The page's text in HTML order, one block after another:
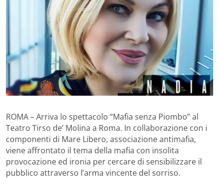
ROMA – Arriva lo spettacolo “Mafia senza Piombo” al
Teatro Tirso de’ Molina a Roma. In collaborazione con i
componenti di Mare Libero, associazione antimafia,
viene affrontato il tema della mafia con insolita
provocazione ed ironia per cercare di sensibilizzare il
pubblico attraverso l’arma vincente del sorriso.